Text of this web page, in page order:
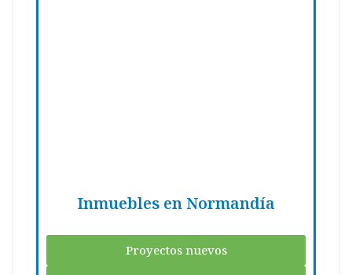
Inmuebles en Normandía
Proyectos nuevos